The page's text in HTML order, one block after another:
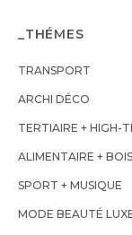
_THÉMES
TRANSPORT
ARCHI DÉCO
TERTIAIRE + HIGH-
ALIMENTAIRE +
SPORT + MUSIQUE
MODE BEAUTÉ